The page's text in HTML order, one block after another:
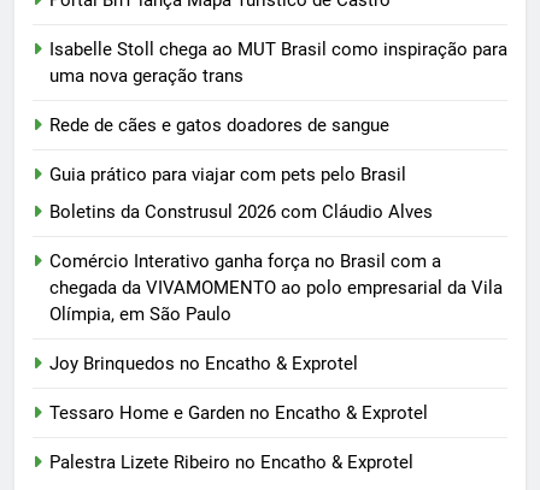
Isabelle Stoll chega ao MUT Brasil como inspiração para
uma nova geração trans
Rede de cães e gatos doadores de sangue
Guia prático para viajar com pets pelo Brasil
Boletins da Construsul 2026 com Cláudio Alves
Comércio Interativo ganha força no Brasil com a
chegada da VIVAMOMENTO ao polo empresarial da Vila
Olímpia, em São Paulo
Joy Brinquedos no Encatho & Exprotel
Tessaro Home e Garden no Encatho & Exprotel
Palestra Lizete Ribeiro no Encatho & Exprotel